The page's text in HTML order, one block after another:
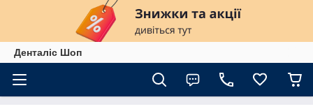
Денталіс Шоп